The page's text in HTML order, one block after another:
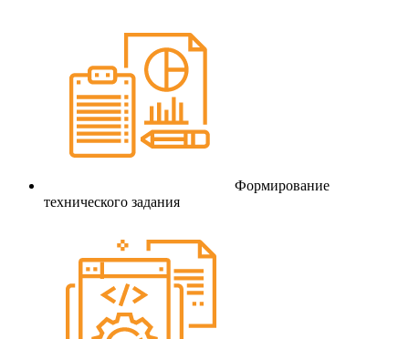
Формирование
технического задания